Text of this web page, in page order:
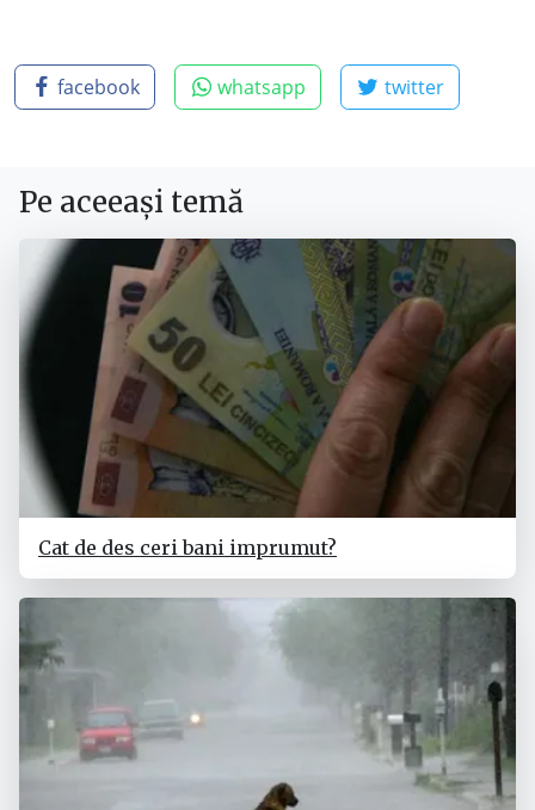
facebook whatsapp twitter
Pe aceeași temă
Cat de des ceri bani imprumut?